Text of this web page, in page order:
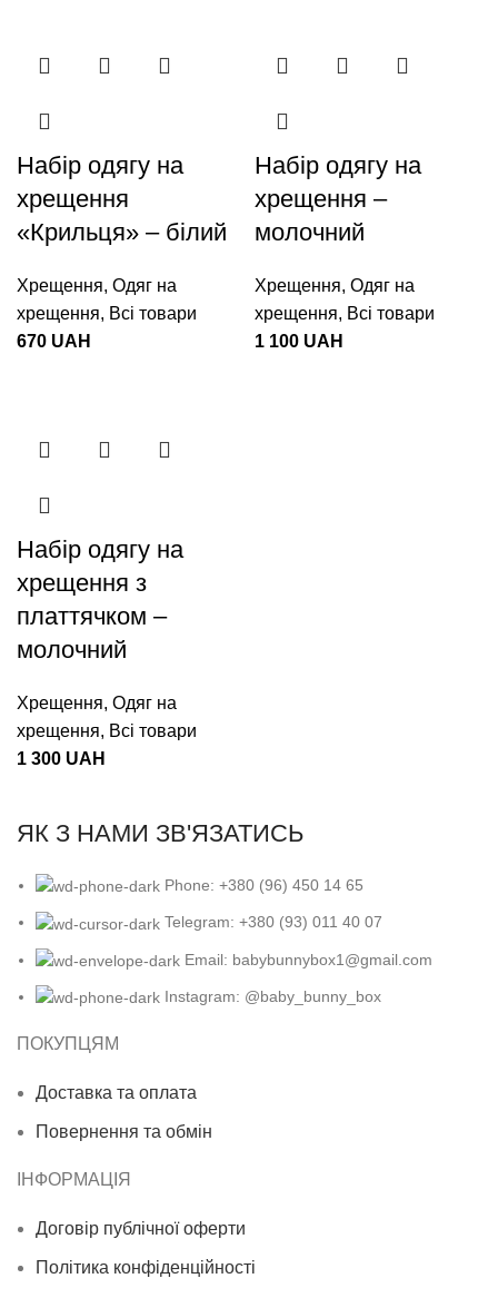
Набір одягу на
хрещення
«Крильця» – білий
Хрещення, Одяг на
хрещення, Всі товари
670 UAH
Набір одягу на
хрещення –
молочний
Хрещення, Одяг на
хрещення, Всі товари
1 100 UAH
Набір одягу на
хрещення з
платтячком –
молочний
Хрещення, Одяг на
хрещення, Всі товари
1 300 UAH
ЯК З НАМИ ЗВ'ЯЗАТИСЬ
Phone: +380 (96) 450 14 65
Telegram: +380 (93) 011 40 07
Email: babybunnybox1@gmail.com
Instagram: @baby_bunny_box
ПОКУПЦЯМ
Доставка та оплата
Повернення та обмін
ІНФОРМАЦІЯ
Договір публічної оферти
Політика конфіденційності